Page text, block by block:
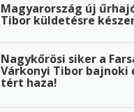
Magyarország új
Tibor küldetésre
Nagykőrösi siker a
Várkonyi Tibor bajnoki
tért haza!